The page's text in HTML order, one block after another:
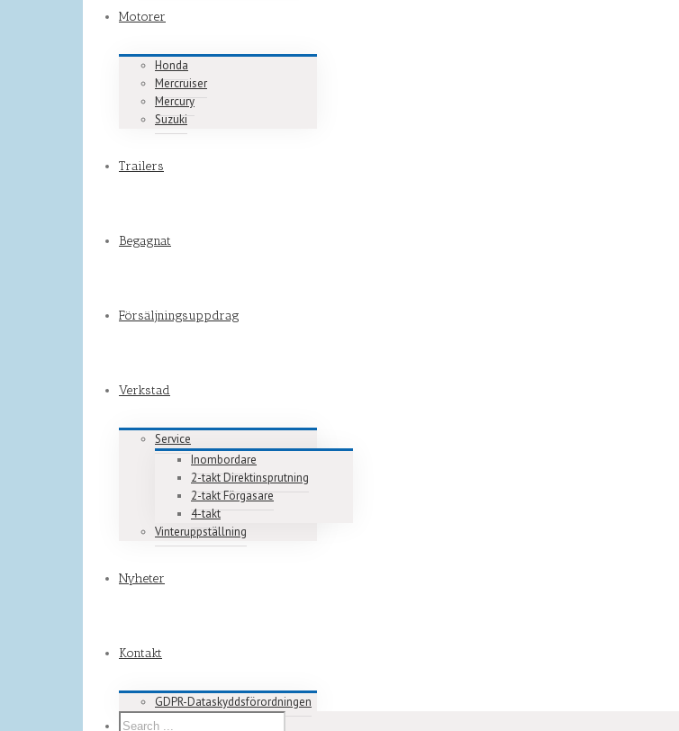
Motorer
Honda
Mercruiser
Mercury
Suzuki
Trailers
Begagnat
Försäljningsuppdrag
Verkstad
Service
Inombordare
2-takt Direktinsprutning
2-takt Förgasare
4-takt
Vinteruppställning
Nyheter
Kontakt
GDPR-Dataskyddsförordningen